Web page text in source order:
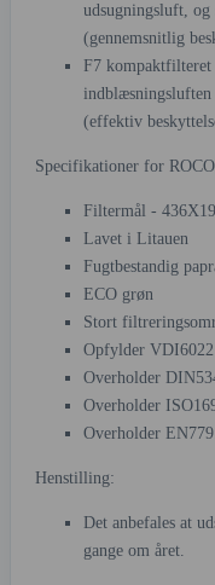
udsugningsluft,
(gennemsnitlig
F7
(effektiv
Specifikationer for
Filtermål -
Lavet i Litauen
Fugtbestandig
ECO grøn
Stort
Opfylder VDI6022
Overholder
Overholder
Overholder
Henstilling:
Det anbefales at
gange om året.